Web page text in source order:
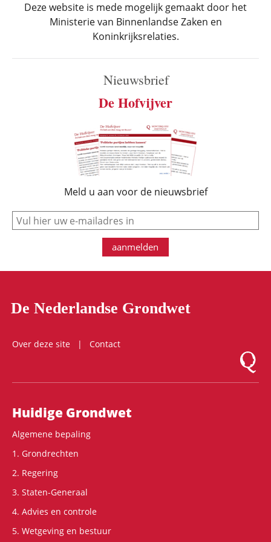
Deze website is mede mogelijk gemaakt door het
Ministerie van Binnenlandse Zaken en
Koninkrijksrelaties.
Nieuwsbrief
De Hofvijver
Meld u aan voor de nieuwsbrief
e-mail
aanmelden
De Nederlandse Grondwet
Over deze site
Contact
Logo
Hoofdnavigatie
Huidige Grondwet
Algemene bepaling
1. Grondrechten
2. Regering
3. Staten-Generaal
4. Advies en controle
5. Wetgeving en bestuur